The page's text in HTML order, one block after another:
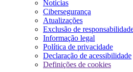
Notícias
Cibersegurança
Atualizações
Exclusão de
Informação legal
Política de privacidade
Declaração de acessibilidade
Definições de cookies